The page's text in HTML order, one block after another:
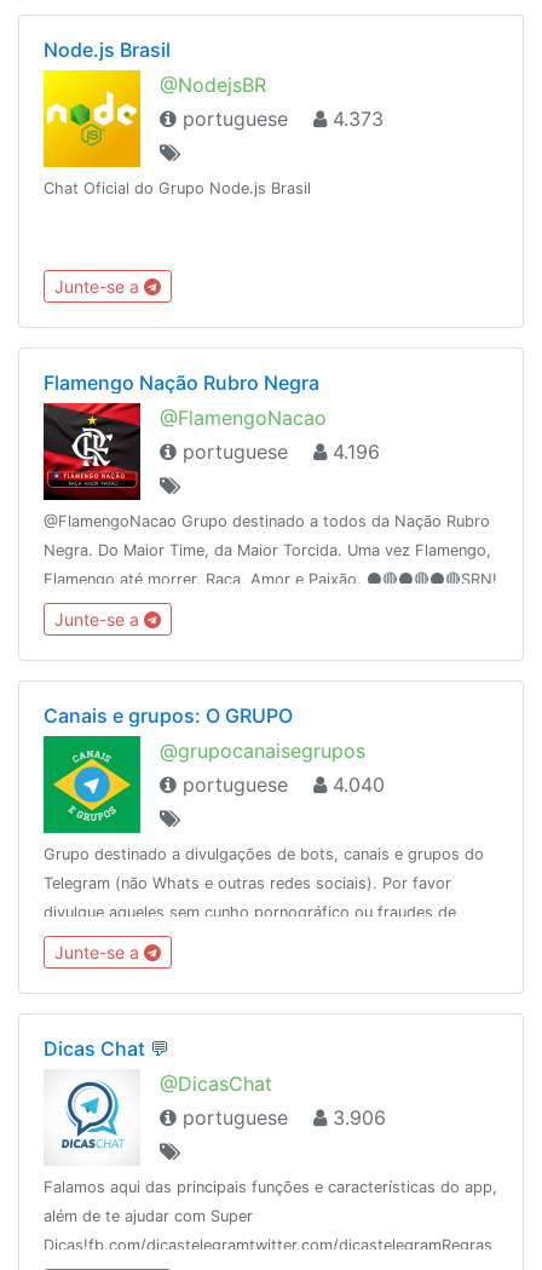
Node.js Brasil
@NodejsBR
portuguese
4.373
Chat Oficial do Grupo Node.js Brasil
Junte-se a
Flamengo Nação Rubro Negra
@FlamengoNacao
portuguese
4.196
@FlamengoNacao Grupo destinado a todos da Nação Rubro
Negra. Do Maior Time, da Maior Torcida. Uma vez Flamengo,
Flamengo até morrer. Raça, Amor e Paixão. ⚫️🔴⚫️🔴⚫️🔴SRN!
Junte-se a
Canais e grupos: O GRUPO
@grupocanaisegrupos
portuguese
4.040
Grupo destinado a divulgações de bots, canais e grupos do
Telegram (não Whats e outras redes sociais). Por favor
divulgue aqueles sem cunho pornográfico ou fraudes de
cartões, créditos de operadoras e cia.
Junte-se a
Dicas Chat 💬
@DicasChat
portuguese
3.906
Falamos aqui das principais funções e características do app,
além de te ajudar com Super
Dicas!fb.com/dicastelegramtwitter.com/dicastelegramRegras